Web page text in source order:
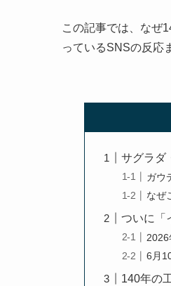
この記事では、なぜ
っているSNSの反応
サグラダ
ガウ
なぜ
ついに「
6月
140年の